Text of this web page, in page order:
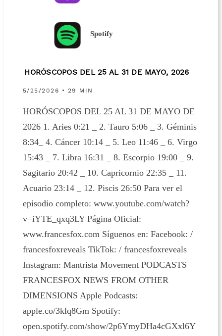
Spotify
HORÓSCOPOS DEL 25 AL 31 DE MAYO, 2026
5/25/2026 • 29 MIN
HORÓSCOPOS DEL 25 AL 31 DE MAYO DE
2026 1. Aries 0:21 _ 2. Tauro 5:06 _ 3. Géminis
8:34_ 4. Cáncer 10:14 _ 5. Leo 11:46 _ 6. Virgo
15:43 _ 7. Libra 16:31 _ 8. Escorpio 19:00 _ 9.
Sagitario 20:42 _ 10. Capricornio 22:35 _ 11.
Acuario 23:14 _ 12. Piscis 26:50 Para ver el
episodio completo: www.youtube.com/watch?
v=iYTE_qxq3LY Página Oficial:
www.francesfox.com Síguenos en: Facebook: /
francesfoxreveals TikTok: / francesfoxreveals
Instagram: Mantrista Movement PODCASTS
FRANCESFOX NEWS FROM OTHER
DIMENSIONS Apple Podcasts:
apple.co/3klq8Gm Spotify:
open.spotify.com/show/2p6YmyDHa4cGXxl6Y